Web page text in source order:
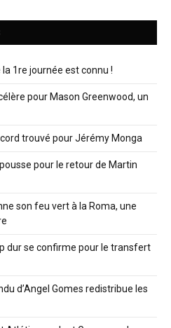
1re journée est connu !
pour Mason Greenwood, un
trouvé pour Jérémy Monga
pour le retour de Martin
son feu vert à la Roma, une
dur se confirme pour le transfert
d’Angel Gomes redistribue les